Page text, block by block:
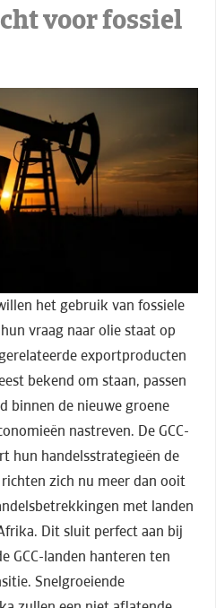
voor fossiel
het gebruik van fossiele
vraag naar olie staat op
exportproducten
bekend om staan, passen
binnen de nieuwe groene
nastreven. De GCC-
hun handelsstrategieën de
zich nu meer dan ooit
met landen
Dit sluit perfect aan bij
GCC-landen hanteren ten
Snelgroeiende